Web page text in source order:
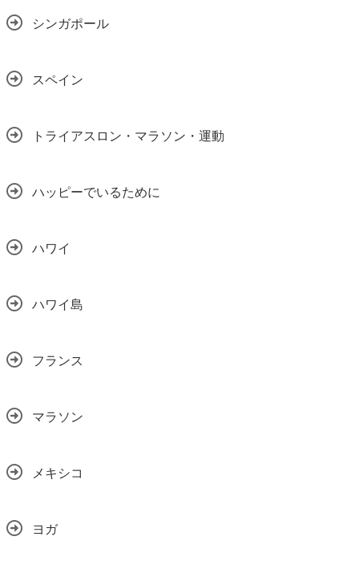
シンガポール
スペイン
トライアスロン・マラソン・運動
ハッピーでいるために
ハワイ
ハワイ島
フランス
マラソン
メキシコ
ヨガ